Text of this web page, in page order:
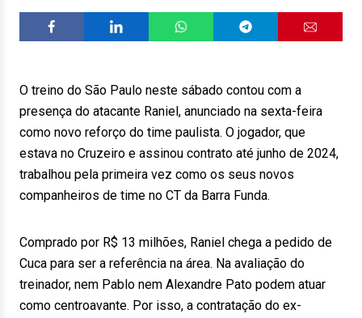
O treino do São Paulo neste sábado contou com a
presença do atacante Raniel, anunciado na sexta-feira
como novo reforço do time paulista. O jogador, que
estava no Cruzeiro e assinou contrato até junho de 2024,
trabalhou pela primeira vez como os seus novos
companheiros de time no CT da Barra Funda.
Comprado por R$ 13 milhões, Raniel chega a pedido de
Cuca para ser a referência na área. Na avaliação do
treinador, nem Pablo nem Alexandre Pato podem atuar
como centroavante. Por isso, a contratação do ex-